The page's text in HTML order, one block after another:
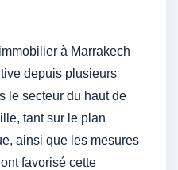
à Marrakech
depuis plusieurs
le secteur du haut de
tant sur le plan
ainsi que les mesures
favorisé cette